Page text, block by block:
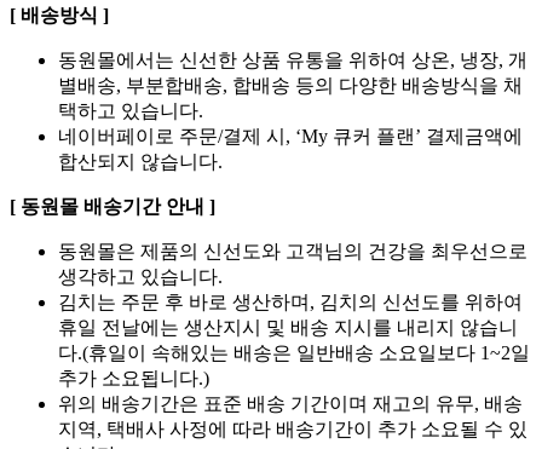
[ 배송방식 ]
동원몰에서는 신선한 상품 유통을 위하여 상온, 냉장, 개
별배송, 부분합배송, 합배송 등의 다양한 배송방식을 채
택하고 있습니다.
네이버페이로 주문/결제 시, ‘My 큐커 플랜’ 결제금액에
합산되지 않습니다.
[ 동원몰 배송기간 안내 ]
동원몰은 제품의 신선도와 고객님의 건강을 최우선으로
생각하고 있습니다.
김치는 주문 후 바로 생산하며, 김치의 신선도를 위하여
휴일 전날에는 생산지시 및 배송 지시를 내리지 않습니
다.(휴일이 속해있는 배송은 일반배송 소요일보다 1~2일
추가 소요됩니다.)
위의 배송기간은 표준 배송 기간이며 재고의 유무, 배송
지역, 택배사 사정에 따라 배송기간이 추가 소요될 수 있